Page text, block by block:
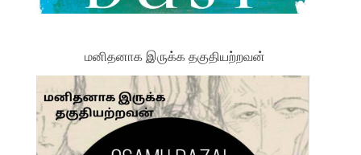
மனிதனாக இருக்க தகுதியற்றவன்